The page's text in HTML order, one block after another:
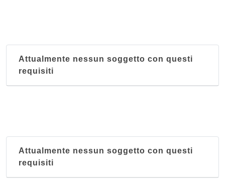
Attualmente nessun soggetto con questi
requisiti
Attualmente nessun soggetto con questi
requisiti